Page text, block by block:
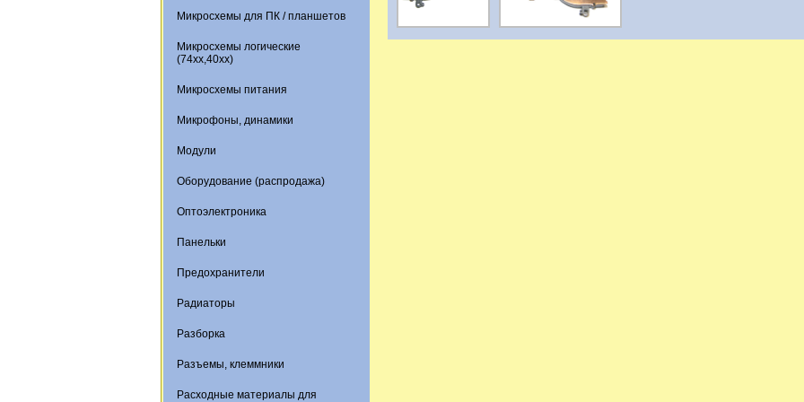
Микросхемы для ПК / планшетов
Микросхемы логические
(74xx,40xx)
Микросхемы питания
Микрофоны, динамики
Модули
Оборудование (распродажа)
Оптоэлектроника
Панельки
Предохранители
Радиаторы
Разборка
Разъемы, клеммники
Расходные материалы для